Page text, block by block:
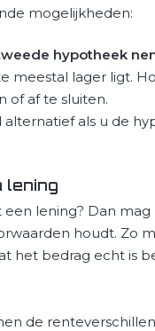
mogelijkheden:
hypotheek
meestal lager ligt.
of af te sluiten.
alternatief als u de
lening
lening? Dan
houdt. Zo
het bedrag echt is
de